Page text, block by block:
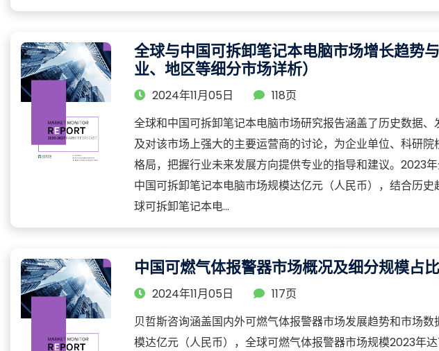
全球与中国可拆卸笔记本电脑市场增长趋势
业、地区等细分市场详析）
2024年11月05日
118页
全球和中国可拆卸笔记本电脑市场研究报告涵盖了历史数据
及对该市场上强大的主要运营商的讨论，为企业单位、科研
格局，把握行业未来发展方向提供专业的指导和建议。2023
中国可拆卸笔记本电脑市场规模达亿元（人民币），结合历
球可拆卸笔记本电...
中国可燃气体报警器市场概况及细分规模占
2024年11月05日
117页
贝哲斯咨询涵盖国内外可燃气体报警器市场发展趋势和市场
模达亿元（人民币），全球可燃气体报警器市场规模2023年